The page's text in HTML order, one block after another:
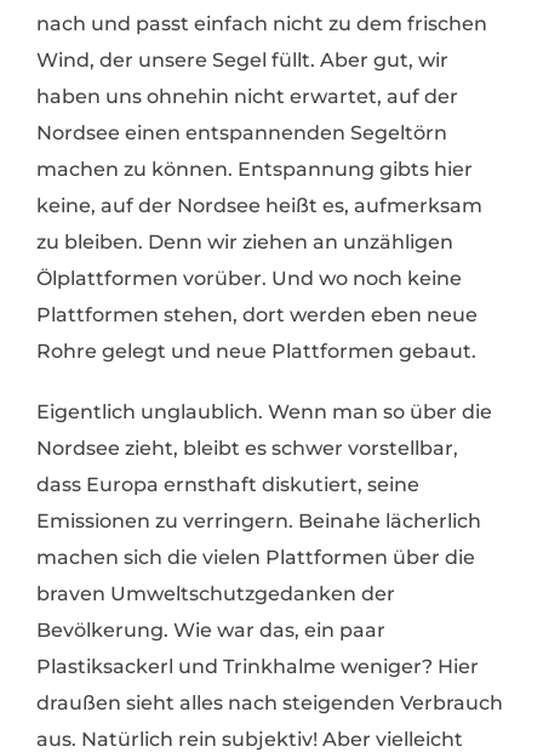
nach und passt einfach nicht zu dem frischen
Wind, der unsere Segel füllt. Aber gut, wir
haben uns ohnehin nicht erwartet, auf der
Nordsee einen entspannenden Segeltörn
machen zu können. Entspannung gibts hier
keine, auf der Nordsee heißt es, aufmerksam
zu bleiben. Denn wir ziehen an unzähligen
Ölplattformen vorüber. Und wo noch keine
Plattformen stehen, dort werden eben neue
Rohre gelegt und neue Plattformen gebaut.
Eigentlich unglaublich. Wenn man so über die
Nordsee zieht, bleibt es schwer vorstellbar,
dass Europa ernsthaft diskutiert, seine
Emissionen zu verringern. Beinahe lächerlich
machen sich die vielen Plattformen über die
braven Umweltschutzgedanken der
Bevölkerung. Wie war das, ein paar
Plastiksackerl und Trinkhalme weniger? Hier
draußen sieht alles nach steigenden Verbrauch
aus. Natürlich rein subjektiv! Aber vielleicht